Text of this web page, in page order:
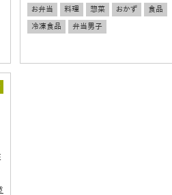
お弁当 料理 惣菜 おかず
食品
冷凍食品
弁当男子